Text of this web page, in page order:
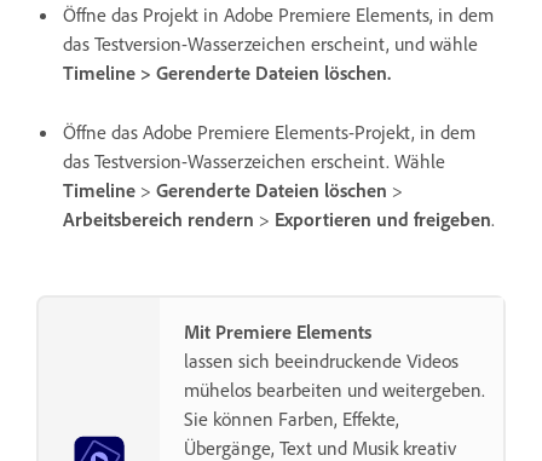
Öffne das Projekt in Adobe Premiere Elements, in dem
das Testversion-Wasserzeichen erscheint, und wähle
Timeline > Gerenderte Dateien löschen.
Öffne das Adobe Premiere Elements-Projekt, in dem
das Testversion-Wasserzeichen erscheint. Wähle
Timeline > Gerenderte Dateien löschen >
Arbeitsbereich rendern > Exportieren und freigeben.
Mit Premiere Elements
lassen sich beeindruckende Videos
mühelos bearbeiten und weitergeben.
Sie können Farben, Effekte,
Übergänge, Text und Musik kreativ